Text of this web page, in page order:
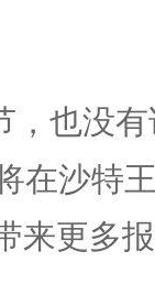
，也没
在沙特
来更多